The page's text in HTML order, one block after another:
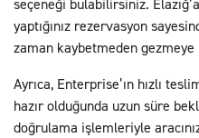
seçeneği bulabilirsiniz.
yaptığınız rezervasyon
zaman kaybetmeden
Ayrıca, Enterprise’ın hızlı
hazır olduğunda uzun süre
doğrulama işlemleriyle